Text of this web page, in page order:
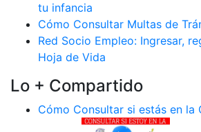
tu infancia
Cómo Consultar Multas de
Red Socio Empleo: Ingresar,
Hoja de Vida
Lo + Compartido
Cómo Consultar si estás en la